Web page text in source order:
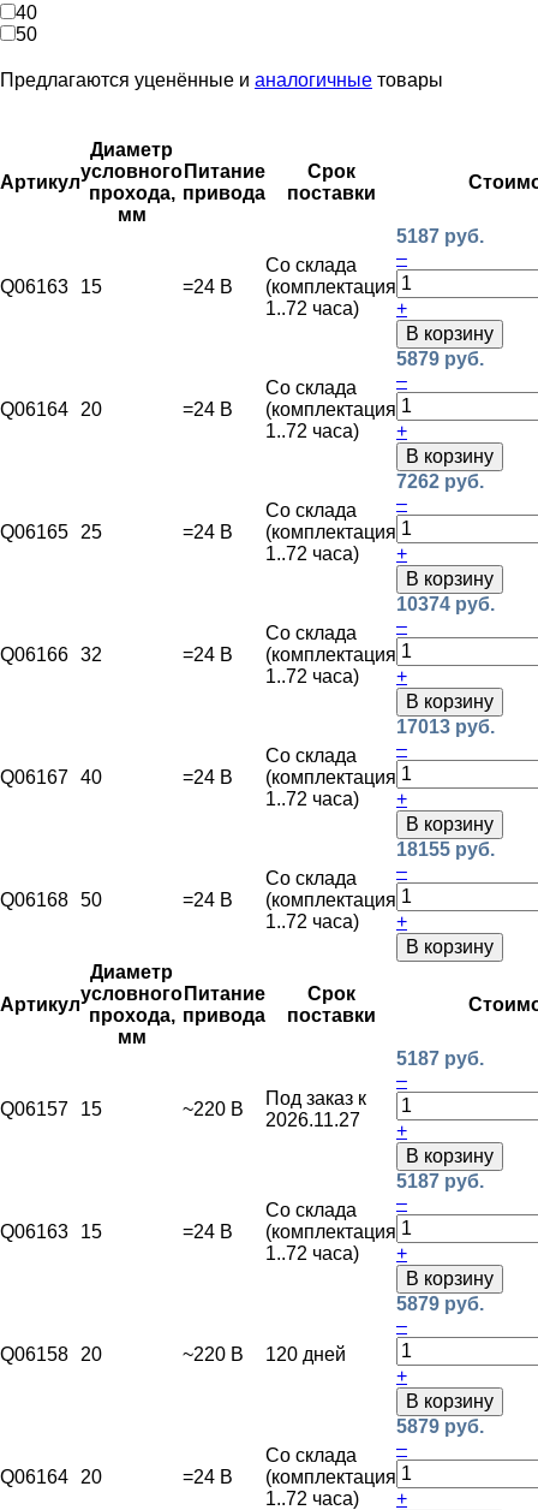
40
50
Предлагаются уценённые и аналогичные товары
Артикул
Диаметр
условного
прохода,
мм
Питание
привода
Срок
поставки
Q06163 15 =24 В
Со склада
(комплектация
1..72 часа)
5187 руб.
–
+
В корзину
Q06164 20 =24 В
Со склада
(комплектация
1..72 часа)
5879 руб.
–
+
В корзину
Q06165 25 =24 В
Со склада
(комплектация
1..72 часа)
7262 руб.
–
+
В корзину
Q06166 32 =24 В
Со склада
(комплектация
1..72 часа)
10374 руб.
–
+
В корзину
Q06167 40 =24 В
Со склада
(комплектация
1..72 часа)
17013 руб.
–
+
В корзину
Q06168 50 =24 В
Со склада
(комплектация
1..72 часа)
18155 руб.
–
+
В корзину
Артикул
Диаметр
условного
прохода,
мм
Питание
привода
Срок
поставки
Q06157 15 ~220 В
Под заказ к
2026.11.27
5187 руб.
–
+
В корзину
Q06163 15 =24 В
Со склада
(комплектация
1..72 часа)
5187 руб.
–
+
В корзину
Q06158 20 ~220 В 120 дней
5879 руб.
–
+
В корзину
Q06164 20 =24 В
Со склада
(комплектация
1..72 часа)
5879 руб.
–
+